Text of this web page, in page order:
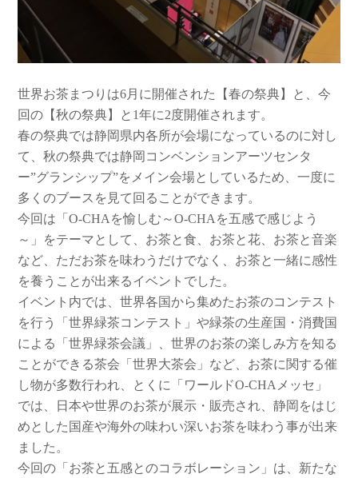
世界お茶まつりは6月に開催された【春の祭典】と、今
回の【秋の祭典】と1年に2度開催されます。
春の祭典では静岡県内各所が会場になっているのに対し
て、秋の祭典では静岡コンベンションアーツセンタ
ー”グランシップ”をメイン会場としているため、一度に
多くのブースを見て回ることができます。
今回は「O-CHAを愉しむ～O-CHAを五感で感じよう
～」をテーマとして、お茶と食、お茶と花、お茶と音楽
など、ただお茶を味わうだけでなく、お茶と一緒に感性
を養うことが出来るイベントでした。
イベント内では、世界各国から集めたお茶のコンテスト
を行う「世界緑茶コンテスト」や緑茶の生産国・消費国
による「世界緑茶会議」、世界のお茶の楽しみ方を知る
ことができる茶会「世界大茶会」など、お茶に関する催
し物が多数行われ、とくに「ワールドO-CHAメッセ」
では、日本や世界のお茶が展示・販売され、静岡をはじ
めとした国産や海外の味わい深いお茶を味わう事が出来
ました。
今回の「お茶と五感とのコラボレーション」は、新たな